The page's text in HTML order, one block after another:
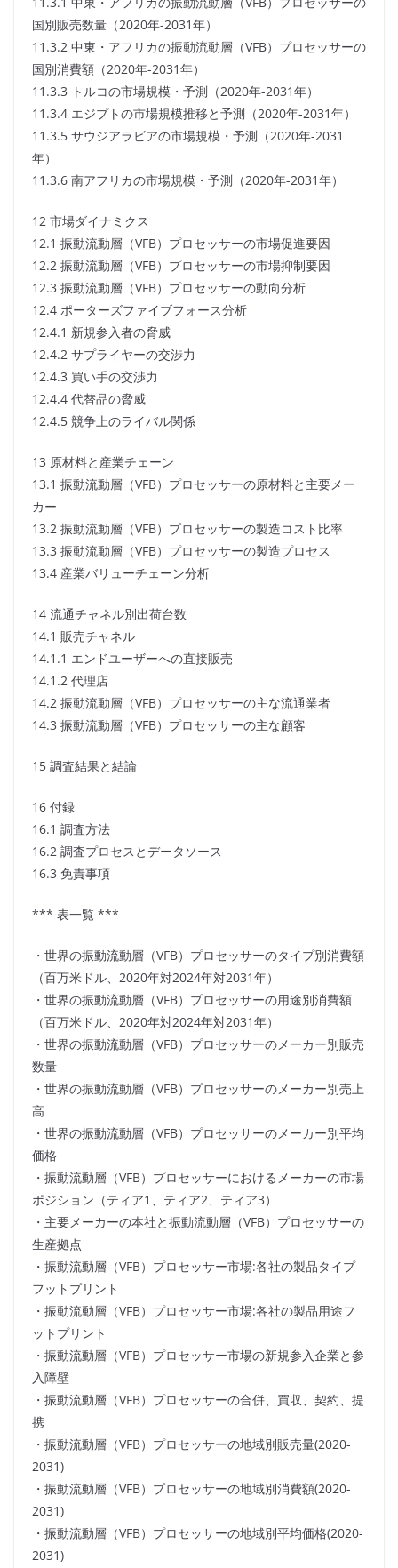
国別販売数量（2020年-2031年）
11.3.2 中東・アフリカの振動流動層（VFB）プロセッサーの
国別消費額（2020年-2031年）
11.3.3 トルコの市場規模・予測（2020年-2031年）
11.3.4 エジプトの市場規模推移と予測（2020年-2031年）
11.3.5 サウジアラビアの市場規模・予測（2020年-2031
年）
11.3.6 南アフリカの市場規模・予測（2020年-2031年）
12 市場ダイナミクス
12.1 振動流動層（VFB）プロセッサーの市場促進要因
12.2 振動流動層（VFB）プロセッサーの市場抑制要因
12.3 振動流動層（VFB）プロセッサーの動向分析
12.4 ポーターズファイブフォース分析
12.4.1 新規参入者の脅威
12.4.2 サプライヤーの交渉力
12.4.3 買い手の交渉力
12.4.4 代替品の脅威
12.4.5 競争上のライバル関係
13 原材料と産業チェーン
13.1 振動流動層（VFB）プロセッサーの原材料と主要メー
カー
13.2 振動流動層（VFB）プロセッサーの製造コスト比率
13.3 振動流動層（VFB）プロセッサーの製造プロセス
13.4 産業バリューチェーン分析
14 流通チャネル別出荷台数
14.1 販売チャネル
14.1.1 エンドユーザーへの直接販売
14.1.2 代理店
14.2 振動流動層（VFB）プロセッサーの主な流通業者
14.3 振動流動層（VFB）プロセッサーの主な顧客
15 調査結果と結論
16 付録
16.1 調査方法
16.2 調査プロセスとデータソース
16.3 免責事項
*** 表一覧 ***
・世界の振動流動層（VFB）プロセッサーのタイプ別消費額
（百万米ドル、2020年対2024年対2031年）
・世界の振動流動層（VFB）プロセッサーの用途別消費額
（百万米ドル、2020年対2024年対2031年）
・世界の振動流動層（VFB）プロセッサーのメーカー別販売
数量
・世界の振動流動層（VFB）プロセッサーのメーカー別売上
高
・世界の振動流動層（VFB）プロセッサーのメーカー別平均
価格
・振動流動層（VFB）プロセッサーにおけるメーカーの市場
ポジション（ティア1、ティア2、ティア3）
・主要メーカーの本社と振動流動層（VFB）プロセッサーの
生産拠点
・振動流動層（VFB）プロセッサー市場:各社の製品タイプ
フットプリント
・振動流動層（VFB）プロセッサー市場:各社の製品用途フ
ットプリント
・振動流動層（VFB）プロセッサー市場の新規参入企業と参
入障壁
・振動流動層（VFB）プロセッサーの合併、買収、契約、提
携
・振動流動層（VFB）プロセッサーの地域別販売量(2020-
2031)
・振動流動層（VFB）プロセッサーの地域別消費額(2020-
2031)
・振動流動層（VFB）プロセッサーの地域別平均価格(2020-
2031)